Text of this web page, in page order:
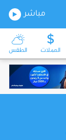
مباشر
العملات الطقس